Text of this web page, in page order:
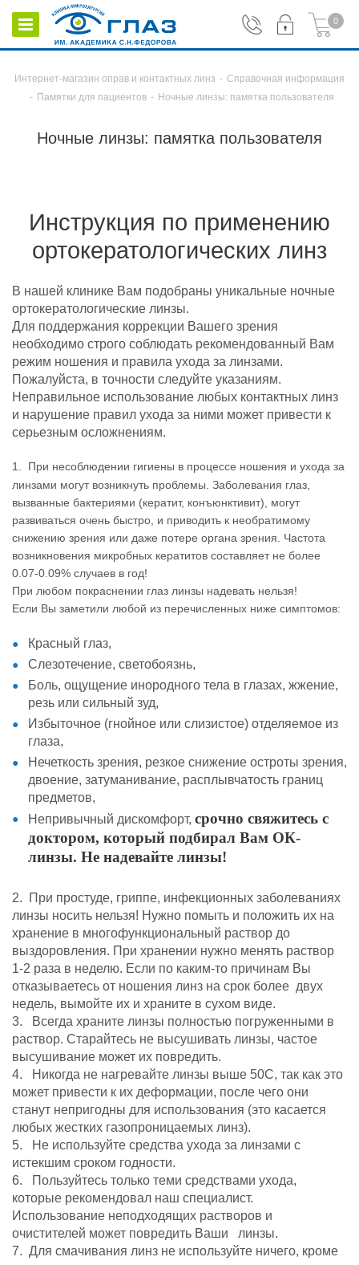
0
Интернет-магазин оправ и контактных линз - Справочная информация
- Памятки для пациентов - Ночные линзы: памятка пользователя
Ночные линзы: памятка пользователя
Инструкция по применению
ортокератологических линз
В нашей клинике Вам подобраны уникальные ночные
ортокератологические линзы.
Для поддержания коррекции Вашего зрения
необходимо строго соблюдать рекомендованный Вам
режим ношения и правила ухода за линзами.
Пожалуйста, в точности следуйте указаниям.
Неправильное использование любых контактных линз
и нарушение правил ухода за ними может привести к
серьезным осложнениям.
1. При несоблюдении гигиены в процессе ношения и ухода за
линзами могут возникнуть проблемы. Заболевания глаз,
вызванные бактериями (кератит, конъюнктивит), могут
развиваться очень быстро, и приводить к необратимому
снижению зрения или даже потере органа зрения. Частота
возникновения микробных кератитов составляет не более
0.07-0.09% случаев в год!
При любом покраснении глаз линзы надевать нельзя!
Если Вы заметили любой из перечисленных ниже симптомов:
Красный глаз,
Слезотечение, светобоязнь,
Боль, ощущение инородного тела в глазах, жжение,
резь или сильный зуд,
Избыточное (гнойное или слизистое) отделяемое из
глаза,
Нечеткость зрения, резкое снижение остроты зрения,
двоение, затуманивание, расплывчатость границ
предметов,
Непривычный дискомфорт, срочно свяжитесь с
доктором, который подбирал Вам ОК-
линзы. Не надевайте линзы!
2.
При простуде, гриппе, инфекционных заболеваниях
линзы носить нельзя! Нужно помыть и положить их на
хранение в многофункциональный раствор до
выздоровления. При хранении нужно менять раствор
1-2 раза в неделю. Если по каким-то причинам Вы
отказываетесь от ношения линз на срок более двух
недель, вымойте их и храните в сухом виде.
3. Всегда храните линзы полностью погруженными в
раствор. Старайтесь не высушивать линзы, частое
высушивание может их повредить.
4. Никогда не нагревайте линзы выше 50С, так как это
может привести к их деформации, после чего они
станут непригодны для использования (это касается
любых жестких газопроницаемых линз).
5. Не используйте средства ухода за линзами с
истекшим сроком годности.
6.
Пользуйтесь только теми средствами ухода,
которые рекомендовал наш специалист.
Использование неподходящих растворов и
очистителей может повредить Ваши линзы.
7. Для смачивания линз не используйте ничего, кроме